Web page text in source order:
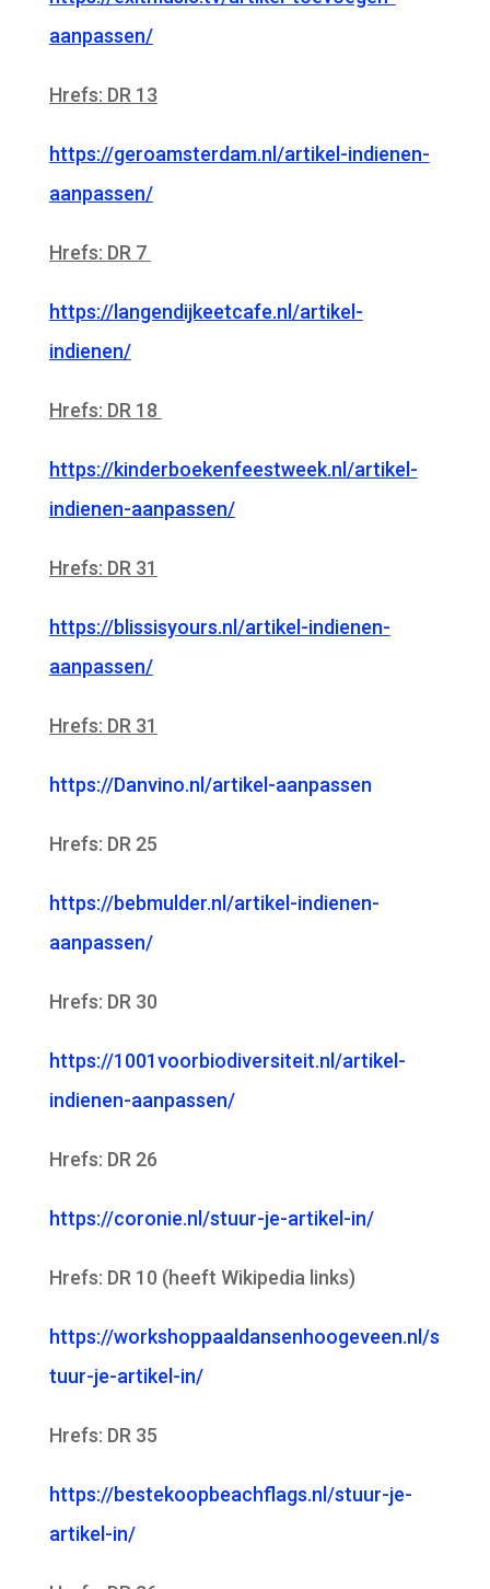
aanpassen/
Hrefs: DR 13
https://geroamsterdam.nl/artikel-indienen-
aanpassen/
Hrefs: DR 7
https://langendijkeetcafe.nl/artikel-
indienen/
Hrefs: DR 18
https://kinderboekenfeestweek.nl/artikel-
indienen-aanpassen/
Hrefs: DR 31
https://blissisyours.nl/artikel-indienen-
aanpassen/
Hrefs: DR 31
https://Danvino.nl/artikel-aanpassen
Hrefs: DR 25
https://bebmulder.nl/artikel-indienen-
aanpassen/
Hrefs: DR 30
https://1001voorbiodiversiteit.nl/artikel-
indienen-aanpassen/
Hrefs: DR 26
https://coronie.nl/stuur-je-artikel-in/
Hrefs: DR 10 (heeft Wikipedia links)
https://workshoppaaldansenhoogeveen.nl/s
tuur-je-artikel-in/
Hrefs: DR 35
https://bestekoopbeachflags.nl/stuur-je-
artikel-in/